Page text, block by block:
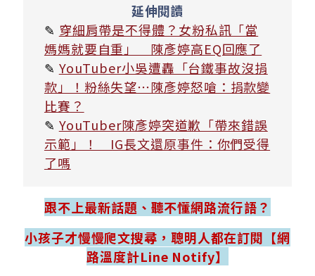
延伸閱讀
✎ 穿細肩帶是不得體？女粉私訊「當
媽媽就要自重」 陳彥婷高EQ回應了
✎ YouTuber小吳遭轟「台鐵事故沒捐
款」！粉絲失望⋯陳彥婷怒嗆：捐款變
比賽？
✎ YouTuber陳彥婷突道歉「帶來錯誤
示範」！ IG長文還原事件：你們受得
了嗎
跟不上最新話題、聽不懂網路流行語？
小孩子才慢慢爬文搜尋，聰明人都在訂閱【網
路溫度計Line Notify】